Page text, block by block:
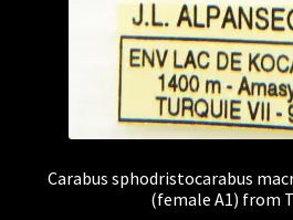
Carabus sphodristocarabus
(female A1) from